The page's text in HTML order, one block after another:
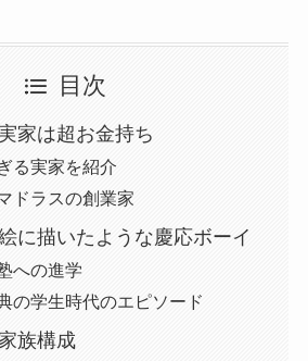
目次
家は超お金持ち
る実家を紹介
ドラスの創業家
に描いたような慶応ボーイ
への進学
の学生時代のエピソード
族構成